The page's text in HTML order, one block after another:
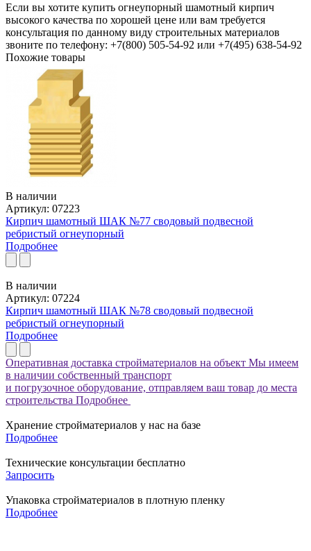
Если вы хотите купить огнеупорный шамотный кирпич
высокого качества по хорошей цене или вам требуется
консультация по данному виду строительных материалов
звоните по телефону: +7(800) 505-54-92 или +7(495) 638-54-92
Похожие товары
В наличии
Артикул: 07223
Кирпич шамотный ШАК №77 сводовый подвесной
ребристый огнеупорный
Подробнее
В наличии
Артикул: 07224
Кирпич шамотный ШАК №78 сводовый подвесной
ребристый огнеупорный
Подробнее
Оперативная доставка стройматериалов на объект Мы имеем
в наличии собственный транспорт
и погрузочное оборудование, отправляем ваш товар до места
строительства Подробнее
Хранение стройматериалов у нас на базе
Подробнее
Технические консультации бесплатно
Запросить
Упаковка стройматериалов в плотную пленку
Подробнее